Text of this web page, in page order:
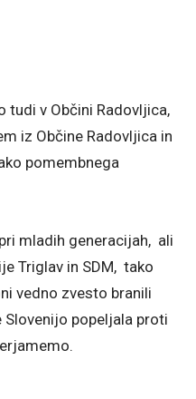
v Občini Radovljica,
iz Občine Radovljica in
pomembnega
mladih generacijah, ali
Triglav in SDM, tako
vedno zvesto branili
popeljala proti